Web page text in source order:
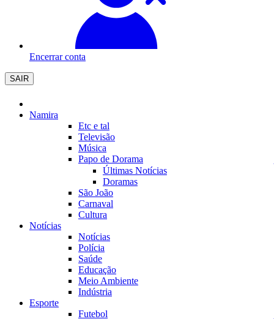
Encerrar conta
SAIR
Namira
Etc e tal
Televisão
Música
Papo de Dorama
Últimas Notícias
Doramas
São João
Carnaval
Cultura
Notícias
Notícias
Polícia
Saúde
Educação
Meio Ambiente
Indústria
Esporte
Futebol